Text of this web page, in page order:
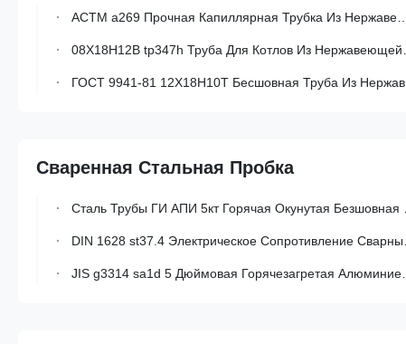
АСТМ a269 Прочная Капиллярная Трубка Из Нержавеющей Стали С Высокой Точностью, Без Швов Или Сварной Для Устойчивости К Коррозии
08X18H12B tp347h Труба Для Котлов Из Нержавеющей Стали
ГОСТ 9941-81 12X18H10T Бесшовная Труба Из Нержавеющей Стали Коррозионностойкая
Сваренная Стальная Пробка
Сталь Трубы ГИ АПИ 5кт Горячая Окунутая Безшовная Сваренная Слабая Для Конструкции
DIN 1628 st37.4 Электрическое Сопротивление Сварные Трубы Нелегированные Сварные Стальные Трубы Для Специальных Запросов
JIS g3314 sa1d 5 Дюймовая Горячезагретая Алюминиевая Сварная Стальная Труба Для Автомобильных Выхлопных Газов